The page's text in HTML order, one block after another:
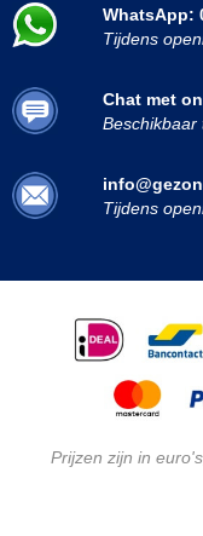
WhatsApp:
Tijdens
Chat met
Beschikbaar
Tijdens
Prijzen zijn in